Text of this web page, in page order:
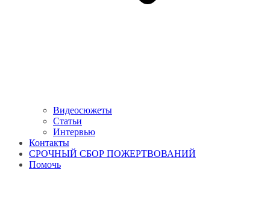
Видеосюжеты
Статьи
Интервью
Контакты
СРОЧНЫЙ СБОР ПОЖЕРТВОВАНИЙ
Помочь